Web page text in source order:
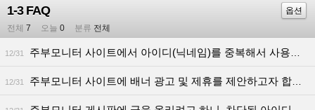
1-3 FAQ
옵션
전체 7 오늘 0 분류 전체
12/31 주부모니터 사이트에서 아이디(닉네임)를 중복해서 사용할 수 있나요?
12/31 주부모니터 사이트에 배너 광고 및 제휴를 제안하고자 합니다. 절차를 알려주세요.